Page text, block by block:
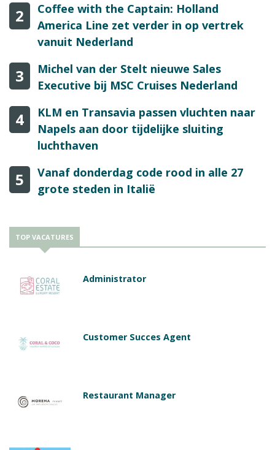
2
Coffee with the Captain: Holland
America Line zet verder in op vertrek
vanuit Nederland
3
Michel van der Stelt nieuwe Sales
Executive bij MSC Cruises Nederland
4
KLM en Transavia passen vluchten naar
Napels aan door tijdelijke sluiting
luchthaven
5
Vanaf donderdag code rood in alle 27
grote steden in Italië
TOP VACATURES
Administrator
Customer Succes Agent
Restaurant Manager